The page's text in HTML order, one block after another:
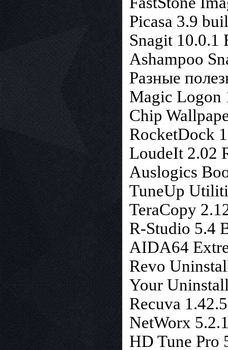
Picasa 3.9
Snagit 10.0.1
Ashampoo
Разные
Magic Logon
Chip
RocketDock
LoudeIt 2.02
Auslogics
TuneUp
TeraCopy
R-Studio 5.4
AIDA64
Revo
Your
Recuva
NetWorx
HD Tune Pro